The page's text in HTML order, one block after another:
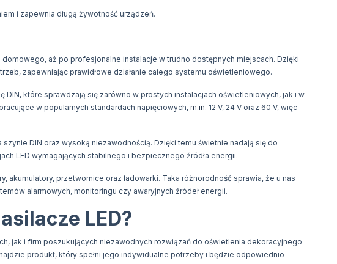
i zapewnia długą żywotność urządzeń.
aż po profesjonalne instalacje w trudno dostępnych miejscach. Dzięki
zapewniając prawidłowe działanie całego systemu oświetleniowego.
które sprawdzają się zarówno w prostych instalacjach oświetleniowych, jak i w
w popularnych standardach napięciowych,m.in. 12 V, 24 V oraz 60 V, więc
DIN oraz wysoką niezawodnością. Dzięki temu świetnie nadają się do
LED wymagających stabilnego i bezpiecznego źródła energii.
przetwornice oraz ładowarki. Taka różnorodność sprawia, że u nas
alarmowych, monitoringu czy awaryjnych źródeł energii.
LED?
jak i firm poszukujących niezawodnych rozwiązań do oświetlenia dekoracyjnego
produkt, który spełni jego indywidualne potrzeby i będzie odpowiednio